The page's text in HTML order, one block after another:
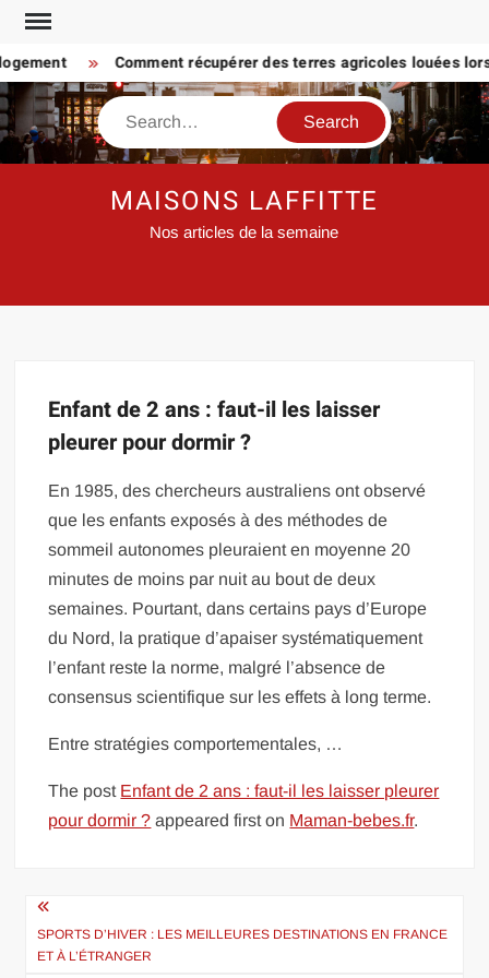
Skip
content
Comment récupérer des terres agricoles louées
Search
MAISONS LAFFITTE
Nos articles de la semaine
Enfant de 2 ans : faut-il les laisser
pleurer pour dormir ?
En 1985, des chercheurs australiens ont observé
que les enfants exposés à des méthodes de
sommeil autonomes pleuraient en moyenne 20
minutes de moins par nuit au bout de deux
semaines. Pourtant, dans certains pays d’Europe
du Nord, la pratique d’apaiser systématiquement
l’enfant reste la norme, malgré l’absence de
consensus scientifique sur les effets à long terme.
Entre stratégies comportementales, …
The post Enfant de 2 ans : faut-il les laisser pleurer
pour dormir ? appeared first on Maman-bebes.fr.
Navigation
de
SPORTS D’HIVER : LES MEILLEURES DESTINATIONS EN FRANCE
ET À L’ÉTRANGER